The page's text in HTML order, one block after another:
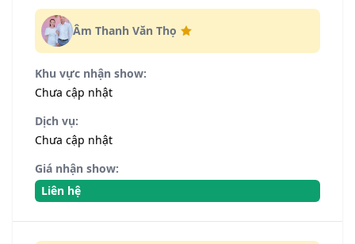
Âm Thanh Văn Thọ
Khu vực nhận show:
Chưa cập nhật
Dịch vụ:
Chưa cập nhật
Giá nhận show:
Liên hệ